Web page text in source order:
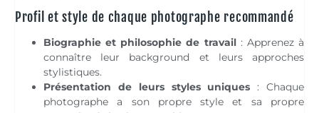
Profil et style de chaque photographe recommandé
Biographie et philosophie de travail: Apprenez à
connaître leur background et leurs approches
stylistiques.
Présentation de leurs styles uniques : Chaque
photographe a son propre style et sa propre